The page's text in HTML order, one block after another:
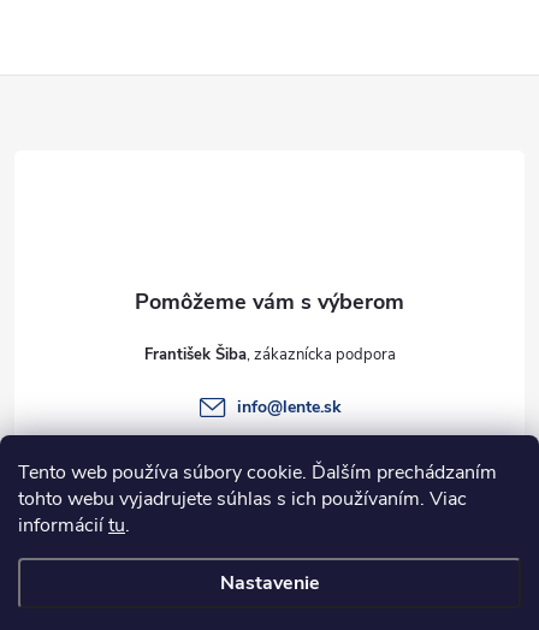
Tento web používa súbory cookie. Ďalším prechádzaním
tohto webu vyjadrujete súhlas s ich používaním. Viac
informáciítu.
Nastavenie
e
František Šiba
info@lente.sk
Informácie pre vás